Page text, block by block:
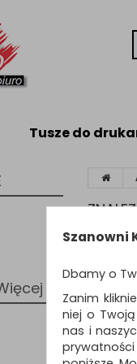
Tusze do
Szanowni
Dbamy o
Zanim
niej o
nas i